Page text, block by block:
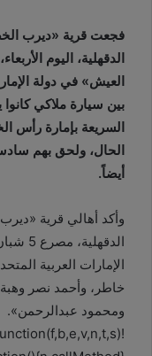
فجعت قرية «ديرب
العيش» في دولة
بين سيارة ملاكي
الحال، ولحق بهم
أيضاً.
وأكد أهالي قرية
الإمارات العربية
خاطر، وأحمد نصر
ومحمود عبدالرحمن».
!function(f,b,e,v,n,t,s)